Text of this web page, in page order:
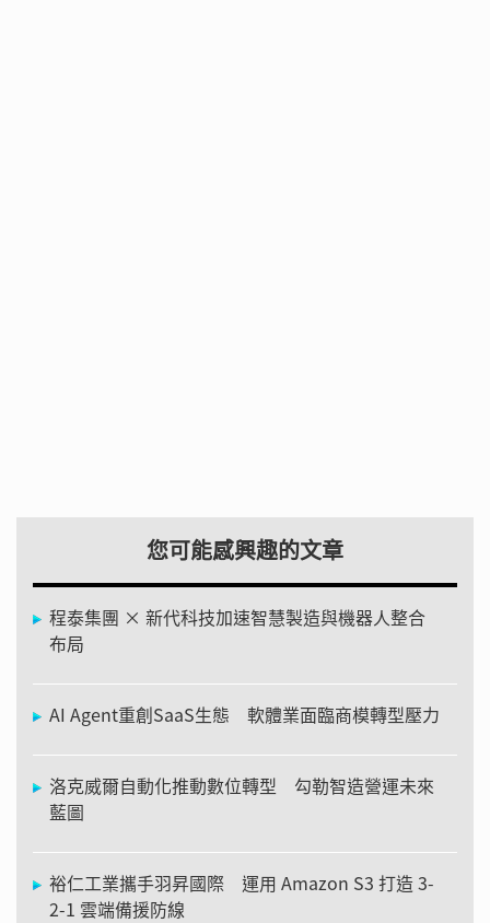
您可能感興趣的文章
程泰集團 × 新代科技加速智慧製造與機器人整合
布局
AI Agent重創SaaS生態 軟體業面臨商模轉型壓力
洛克威爾自動化推動數位轉型 勾勒智造營運未來
藍圖
裕仁工業攜手羽昇國際 運用 Amazon S3 打造 3-
2-1 雲端備援防線